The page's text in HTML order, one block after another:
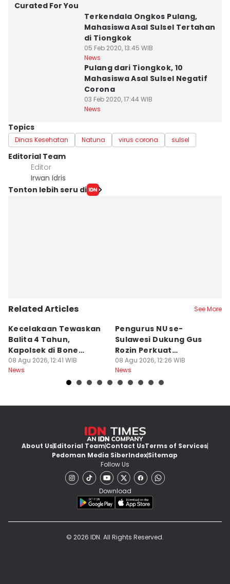
Curated For You
Terkendala Ongkos Pulang,
Mahasiswa Asal Sulsel Tertahan
di Tiongkok
05 Feb 2020, 13:45 WIB
News
Pulang dari Tiongkok, 10
Mahasiswa Asal Sulsel Negatif
Corona
03 Feb 2020, 17:44 WIB
News
Topics
Dinas Kesehatan Natuna virus corona sulsel
Editorial Team
Editor
Irwan Idris
Tonton lebih seru di
Related Articles See More
Kecelakaan Tewaskan
Balita 4 Tahun,
Kapolsek di Bone
Diperiksa Propam
08 Agu 2026, 12:41 WIB
News
Pengurus NU se-
Sulawesi Dukung Gus
Rozin Perkuat
Pesantren dan
Kemandirian Jam'iyah
08 Agu 2026, 12:26 WIB
News
About UsEditorial TeamContact UsTerms of Services
Pedoman Media SiberIndexSitemap
Follow Us
Download
© 2026 IDN. All Rights Reserved.